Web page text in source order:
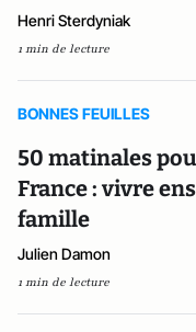
Henri Sterdyniak
1 min de lecture
BONNES FEUILLES
50 matinales
France : vivre
famille
Julien Damon
1 min de lecture